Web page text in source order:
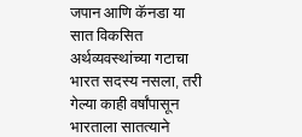
जपान आणि कॅनडा या
सात विकसित
अर्थव्यवस्थांच्या गटाचा
भारत सदस्य नसला, तरी
गेल्या काही वर्षांपासून
भारताला सातत्याने